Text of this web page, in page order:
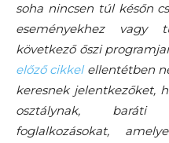
soha nincsen túl későn
eseményekhez
következő őszi
előző cikkelellentétben
keresnek jelentkezőket,
osztálynak, baráti
foglalkozásokat,